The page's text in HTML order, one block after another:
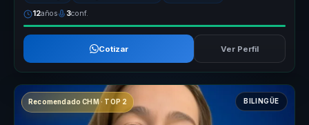
12años 3conf.
Cotizar Ver Perfil
Recomendado CHM · TOP 2 BILINGÜE